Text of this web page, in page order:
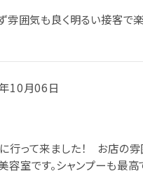
雰囲気も良く明るい接客で
10月06日
行って来ました！ お店の
室です。シャンプーも最高